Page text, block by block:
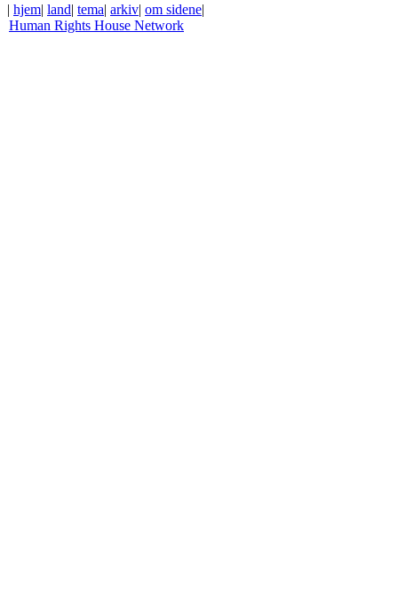
| hjem| land| tema| arkiv| om sidene|
Human Rights House Network